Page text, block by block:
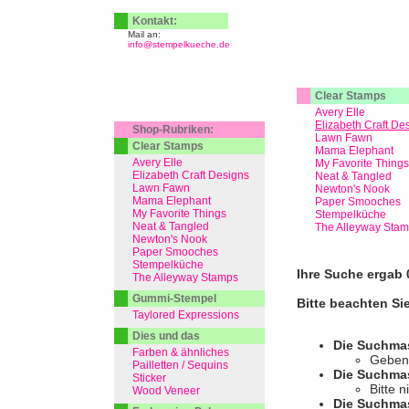
Clear Stamps
Avery Elle
Elizabeth Craft
Lawn Fawn
Mama Elephant
My Favorite Things
Neat & Tangled
Newton's Nook
Paper Smooches
Stempelküche
The Alleyway
Ihre Suche ergab
Bitte beachten
Die
Die
Bitte
Die
Kontakt:
Mail an:
info@stempelkueche.de
Shop-Rubriken:
Clear Stamps
Avery Elle
Elizabeth Craft Designs
Lawn Fawn
Mama Elephant
My Favorite Things
Neat & Tangled
Newton's Nook
Paper Smooches
Stempelküche
The Alleyway Stamps
Gummi-Stempel
Taylored Expressions
Dies und das
Farben & ähnliches
Pailletten / Sequins
Sticker
Wood Veneer